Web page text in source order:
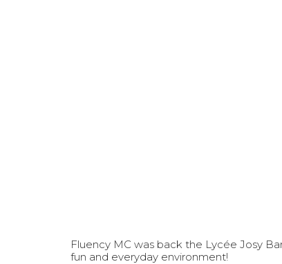
Fluency MC was back the Lycée Josy
fun and everyday environment!